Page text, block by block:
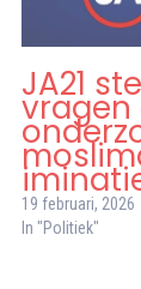
JA21
vragen
19 februari, 2026
In "Politiek"